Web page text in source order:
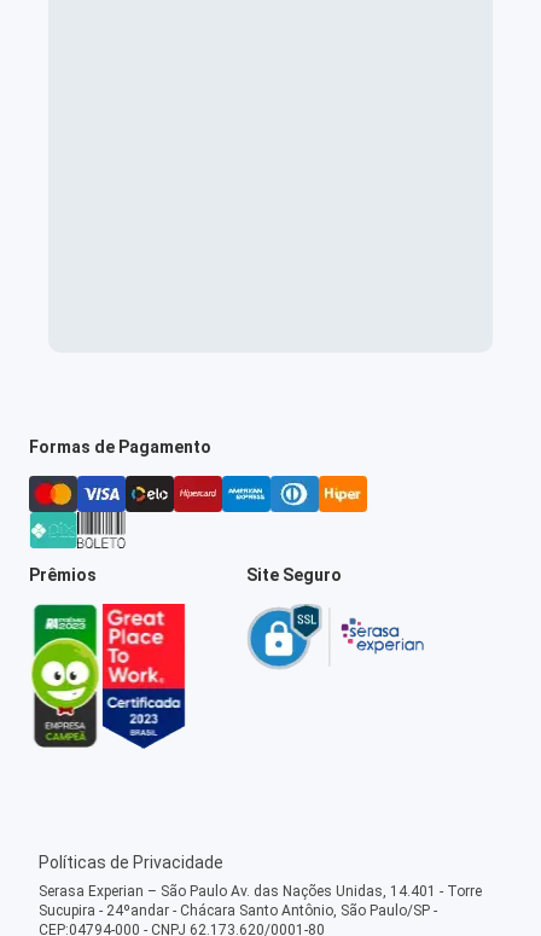
Formas de Pagamento
Prêmios Site Seguro
Políticas de Privacidade
Serasa Experian – São Paulo Av. das Nações Unidas, 14.401 - Torre
Sucupira - 24ºandar - Chácara Santo Antônio, São Paulo/SP -
CEP:04794-000 - CNPJ 62.173.620/0001-80